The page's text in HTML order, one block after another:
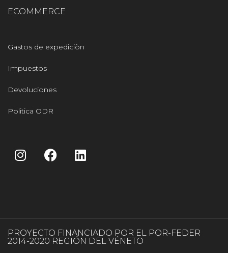
ECOMMERCE
Gastos de expediciòn
Impuestos
Devoluciones
Politica ODR
PROYECTO FINANCIADO POR EL POR-FEDER
2014-2020 REGIÓN DEL VÉNETO